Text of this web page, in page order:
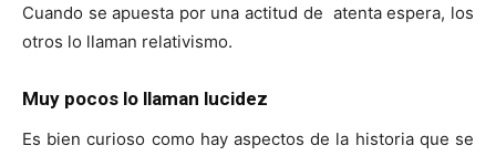
Cuando se apuesta por una actitud de atenta espera, los
otros lo llaman relativismo.
Muy pocos lo llaman lucidez
Es bien curioso como hay aspectos de la historia que se